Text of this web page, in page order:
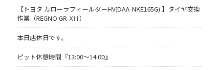
【トヨタ カローラフィールダーHV(DAA-NKE165G) 】タイヤ交換
作業（REGNO GR-XⅢ）
本日店休日です。
ピット休憩時間『13:00～14:00』